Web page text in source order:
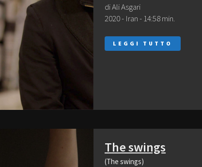
di Ali Asgari
2020 - Iran - 14:58 min.
LEGGI TUTTO
The swings
(The swings)